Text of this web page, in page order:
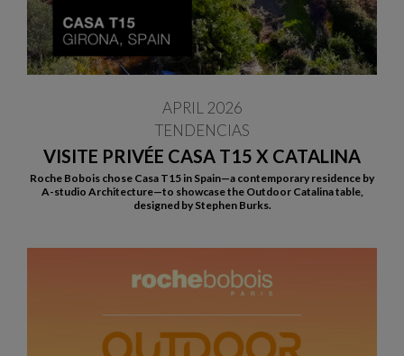
VISITE PRIVÉE CASA T15 X CATALINA
APRIL 2026
TENDENCIAS
Roche Bobois chose Casa T15 in Spain—a contemporary residence by
A-studio Architecture—to showcase the Outdoor Catalina table,
designed by Stephen Burks.